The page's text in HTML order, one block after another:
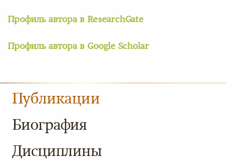
Профиль автора в ResearchGate
Профиль автора в Google Scholar
Публикации
Биография
Дисциплины